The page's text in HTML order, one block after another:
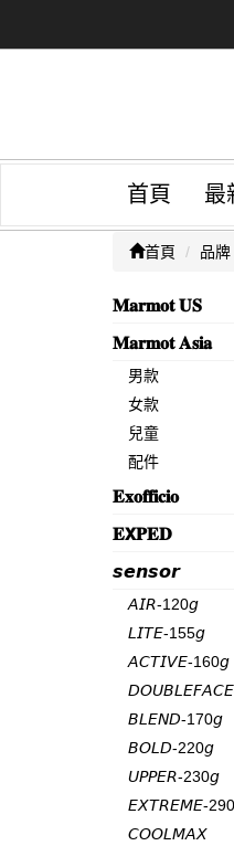
首頁 最
首頁 品牌
𝐌𝐚𝐫𝐦𝐨𝐭 𝐔𝐒
𝐌𝐚𝐫𝐦𝐨𝐭 𝐀𝐬𝐢𝐚
男款
女款
兒童
配件
𝐄𝐱𝐨𝐟𝐟𝐢𝐜𝐢𝐨
𝐄𝗫𝐏𝐄𝐃
𝙨𝙚𝙣𝙨𝙤𝙧
𝘈𝘐𝘙-120𝘨
𝘓𝘐𝘛𝘌-155𝘨
𝘈𝘊𝘛𝘐𝘝𝘌-160𝘨
𝘉𝘓𝘌𝘕𝘋-170𝘨
𝘉𝘖𝘓𝘋-220𝘨
𝘜𝘗𝘗𝘌𝘙-230𝘨
𝘌𝘟𝘛𝘙𝘌𝘔𝘌-
𝘊𝘖𝘖𝘓𝘔𝘈𝘟